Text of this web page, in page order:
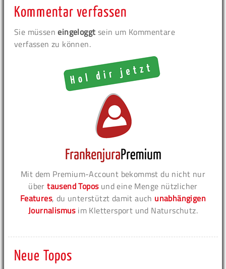
Kommentar verfassen
Sie müsseneingeloggt sein um Kommentare
verfassen zu können.
Mit dem Premium-Account bekommst du nicht nur
übertausend Toposund eine Menge nützlicher
Features, du unterstützt damit auch unabhängigen
Journalismusim Klettersport und Naturschutz.
Neue Topos